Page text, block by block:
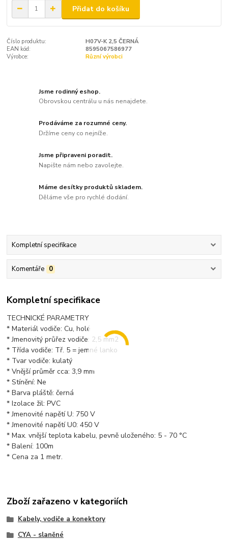
Přidat do košíku
Číslo produktu:
H07V-K 2,5 ČERNÁ
EAN kód:
8595067586977
Výrobce:
Různí výrobci
Jsme rodinný eshop.
Obrovskou centrálu u nás nenajdete.
Prodáváme za rozumné ceny.
Držíme ceny co nejníže.
Jsme připraveni poradit.
Napište nám nebo zavolejte.
Máme desítky produktů skladem.
Děláme vše pro rychlé dodání.
Kompletní specifikace
Komentáře 0
Kompletní specifikace
TECHNICKÉ PARAMETRY
* Materiál vodiče: Cu, holé
* Jmenovitý průřez vodiče: 2,5 mm2
* Třída vodiče: Tř. 5 = jemné lanko
* Tvar vodiče: kulatý
* Vnější průměr cca: 3,9 mm
* Stínění: Ne
* Barva pláště: černá
* Izolace žil: PVC
* Jmenovité napětí U: 750 V
* Jmenovité napětí U0: 450 V
* Max. vnější teplota kabelu, pevně uloženého: 5 - 70 °C
* Balení: 100m
* Cena za 1 metr.
Zboží zařazeno v kategoriích
Kabely, vodiče a konektory
CYA - slaněné